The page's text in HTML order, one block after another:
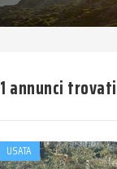
1 annunci trovati
USATA